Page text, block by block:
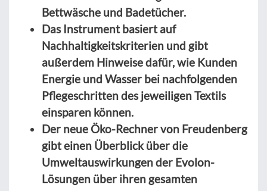
Bettwäsche und Badetücher.
Das Instrument basiert auf
Nachhaltigkeitskriterien und gibt
außerdem Hinweise dafür, wie Kunden
Energie und Wasser bei nachfolgenden
Pflegeschritten des jeweiligen Textils
einsparen können.
Der neue Öko-Rechner von Freudenberg
gibt einen Überblick über die
Umweltauswirkungen der Evolon-
Lösungen über ihren gesamten